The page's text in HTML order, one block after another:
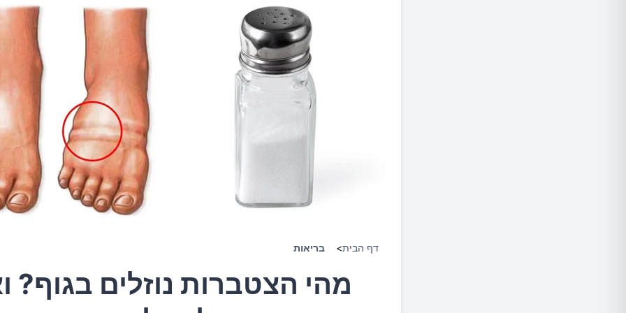
דף הבית> בריאות
מהי הצטברות נוזלים בגוף?